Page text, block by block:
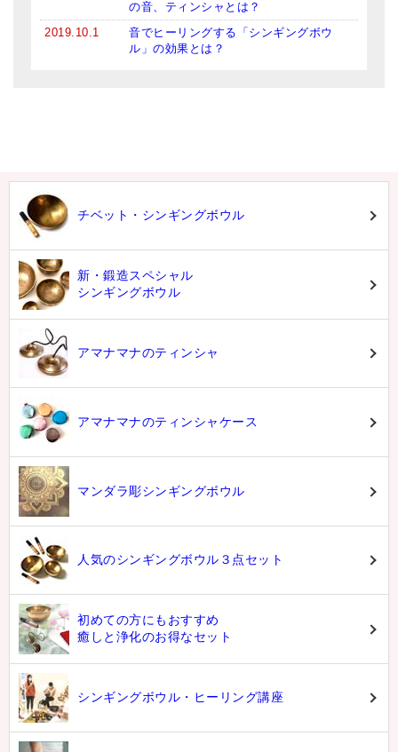
の音、ティンシャとは？
2019.10.1
音でヒーリングする「シンギングボウ
ル」の効果とは？
チベット・シンギングボウル
新・鍛造スペシャル
シンギングボウル
アマナマナのティンシャ
アマナマナのティンシャケース
マンダラ彫シンギングボウル
人気のシンギングボウル３点セット
初めての方にもおすすめ
癒しと浄化のお得なセット
シンギングボウル・ヒーリング講座